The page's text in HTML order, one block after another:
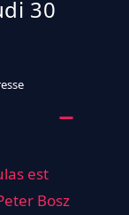
30
est
Bosz